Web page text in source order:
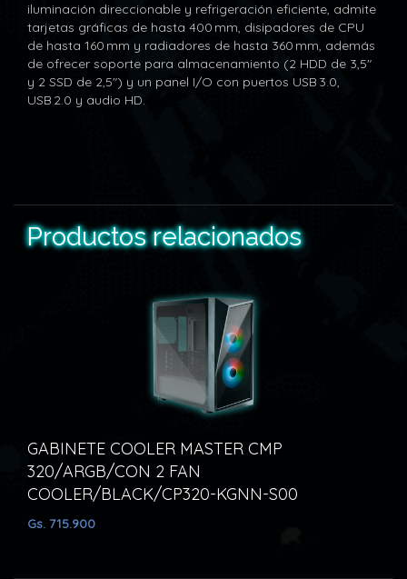
iluminación direccionable y refrigeración eficiente, admite
tarjetas gráficas de hasta 400 mm, disipadores de CPU
de hasta 160 mm y radiadores de hasta 360 mm, además
de ofrecer soporte para almacenamiento (2 HDD de 3,5″
y 2 SSD de 2,5″) y un panel I/O con puertos USB 3.0,
USB 2.0 y audio HD.
Productos relacionados
COOLER MASTER CMP
CON 2 FAN
BLACK/CP320-KGNN-S00